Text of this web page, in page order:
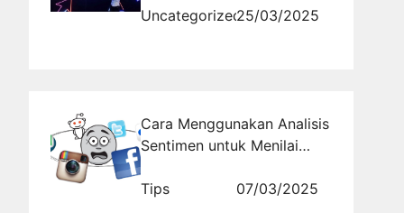
Uncategorized25/03/2025
Cara Menggunakan Analisis
Sentimen untuk Menilai
Tips
07/03/2025